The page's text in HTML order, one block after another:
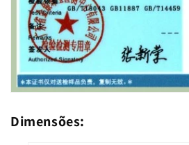
Dimensões: